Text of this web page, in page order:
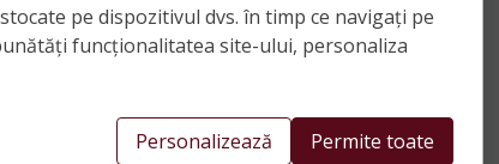
pe dispozitivul dvs. în timp ce navigați pe
funcționalitatea site-ului, personaliza
Personalizează Permite toate